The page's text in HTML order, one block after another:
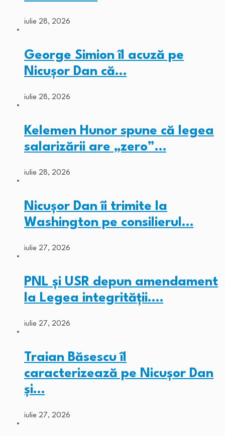
iulie 28, 2026
George Simion îl acuză pe
Nicușor Dan că…
iulie 28, 2026
Kelemen Hunor spune că legea
salarizării are „zero”…
iulie 28, 2026
Nicușor Dan îi trimite la
Washington pe consilierul…
iulie 27, 2026
PNL și USR depun amendament
la Legea integrității.…
iulie 27, 2026
Traian Băsescu îl
caracterizează pe Nicușor Dan
și…
iulie 27, 2026